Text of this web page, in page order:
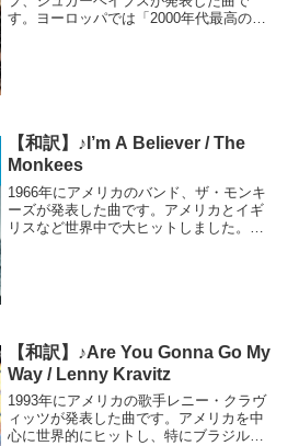
す。ヨーロッパでは「2000年代最高のポ
【和訳】♪I’m A Believer / The
Monkees
1966年にアメリカのバンド、ザ・モンキ
ーズが発表した曲です。アメリカとイギ
リスなど世界中で大ヒットしました。ビ
【和訳】♪Are You Gonna Go My
Way / Lenny Kravitz
1993年にアメリカの歌手レニー・クラヴ
ィッツが発表した曲です。アメリカを中
心に世界的にヒットし、特にブラジルで